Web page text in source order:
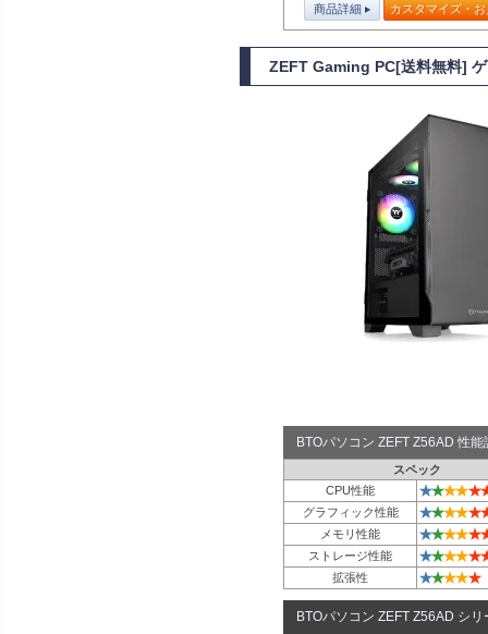
商品詳細 カスタマイズ・
ZEFT Gaming PC[送料無料]
BTOパソコン ZEFT Z56AD 性
スペック
CPU性能
★★★★★
グラフィック性能 ★★★★★
メモリ性能 ★★★★★
ストレージ性能 ★★★★★
拡張性 ★★★★★
BTOパソコン ZEFT Z56AD シリ